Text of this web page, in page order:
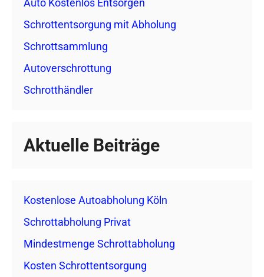
Auto Kostenlos Entsorgen
Schrottentsorgung mit Abholung
Schrottsammlung
Autoverschrottung
Schrotthändler
Aktuelle Beiträge
Kostenlose Autoabholung Köln
Schrottabholung Privat
Mindestmenge Schrottabholung
Kosten Schrottentsorgung